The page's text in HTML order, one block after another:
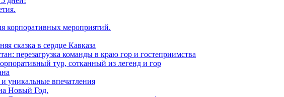
корпоративных мероприятий.
сказка в сердце Кавказа
перезагрузка команды в краю гор и гостеприимства
тур, сотканный из легенд и гор
уникальные впечатления
Новый Год.